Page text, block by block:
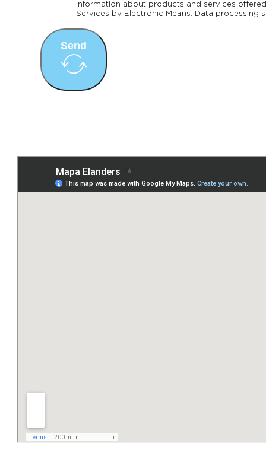
information about products and services
Services by Electronic Means. Data
Send